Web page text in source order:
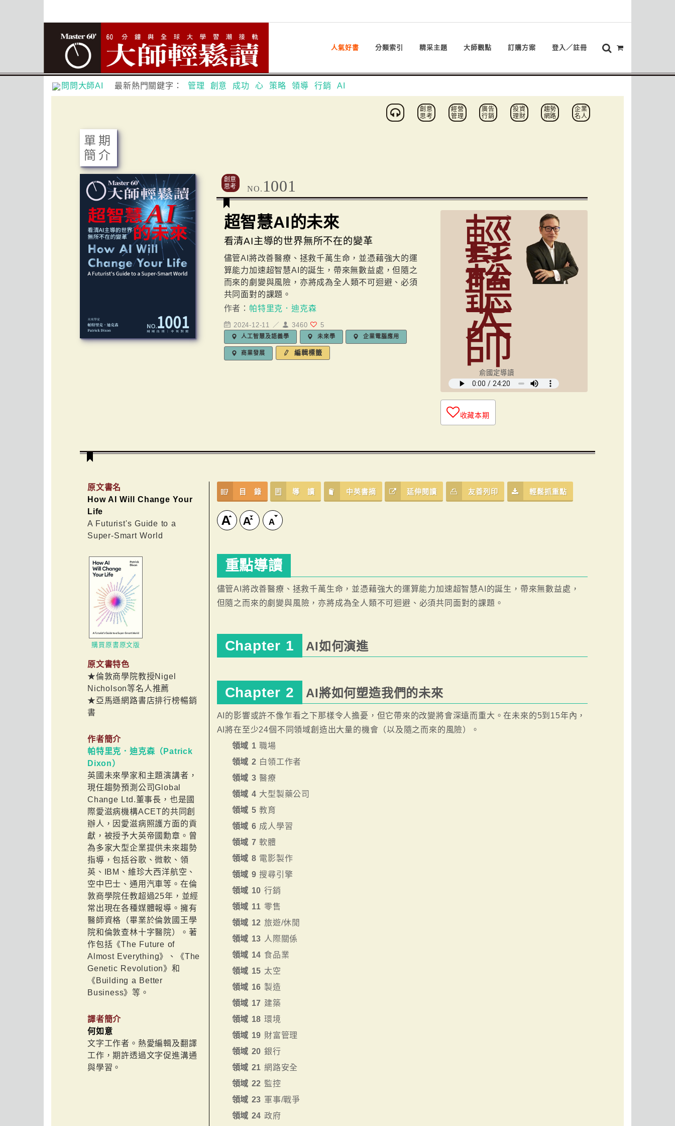
人氣好書 分類索引 精采主題 大師觀點 訂購方案 登入／註冊
問問大師AI 最新熱門關鍵字： 管理 創意 成功 心 策略 領導 行銷 AI
創意
思考
經營
管理
廣告
行銷
投資
理財
趨勢
網路
企業
名人
單期
簡介
創意
思考
NO. 1001
超智慧AI的未來
看清AI主導的世界無所不在的變革
儘管AI將改善醫療、拯救千萬生命，並憑藉強大的運
算能力加速超智慧AI的誕生，帶來無數益處，但隨之
而來的劇變與風險，亦將成為全人類不可迴避、必須
共同面對的課題。
作者： 帕特里克．迪克森
2024-12-11 ／ 3460 5
人工智慧及語義學 未來學 企業電腦應用
商業發展 編輯標籤
輕
鬆
聽
大
師
俞國定導讀
收藏本期
原文書名
How AI Will Change Your
Life
A Futurist's Guide to a
Super-Smart World
購買原書原文版
原文書特色
★倫敦商學院教授Nigel
Nicholson等名人推薦
★亞馬遜網路書店排行榜暢銷
書
作者簡介
帕特里克．迪克森（Patrick
Dixon）
英國未來學家和主題演講者，
現任趨勢預測公司Global
Change Ltd.董事長，也是國
際愛滋病機構ACET的共同創
辦人，因愛滋病照護方面的貢
獻，被授予大英帝國勳章。曾
為多家大型企業提供未來趨勢
指導，包括谷歌、微軟、領
英、IBM、維珍大西洋航空、
空中巴士、通用汽車等。在倫
敦商學院任教超過25年，並經
常出現在各種媒體報導。擁有
醫師資格（畢業於倫敦國王學
院和倫敦查林十字醫院）。著
作包括《The Future of
Almost Everything》、《The
Genetic Revolution》和
《Building a Better
Business》等。
譯者簡介
何如意
文字工作者。熱愛編輯及翻譯
工作，期許透過文字促進溝通
與學習。
目 錄 導 讀 中英書摘 延伸閱讀 友善列印 輕鬆抓重點
重點導讀
儘管AI將改善醫療、拯救千萬生命，並憑藉強大的運算能力加速超智慧AI的誕生，帶來無數益處，
但隨之而來的劇變與風險，亦將成為全人類不可迴避、必須共同面對的課題。
Chapter 1 AI如何演進
Chapter 2 AI將如何塑造我們的未來
AI的影響或許不像乍看之下那樣令人擔憂，但它帶來的改變將會深遠而重大。在未來的5到15年內，
AI將在至少24個不同領域創造出大量的機會（以及隨之而來的風險）。
領域 1職場
領域 2 白領工作者
領域 3醫療
領域 4 大型製藥公司
領域 5教育
領域 6 成人學習
領域 7軟體
領域 8 電影製作
領域 9搜尋引擎
領域 10 行銷
領域 11 零售
領域 12 旅遊/休閒
領域 13 人際關係
領域 14 食品業
領域 15 太空
領域 16 製造
領域 17 建築
領域 18 環境
領域 19 財富管理
領域 20 銀行
領域 21 網路安全
領域 22 監控
領域 23 軍事/戰爭
領域 24 政府